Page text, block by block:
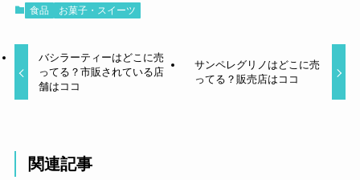
食品 お菓子・スイーツ
バシラーティーはどこに売
ってる？市販されている店
舗はココ
サンペレグリノはどこに売
ってる？販売店はココ
関連記事